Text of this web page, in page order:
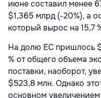
июне составил менее
$1,365 млрд (-20%), а
который вырос на 15,7
На долю ЕС пришлось
% от общего объема
поставки, наоборот,
$523,8 млн. Однако
основном